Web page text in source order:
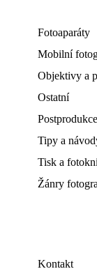
Fotoaparáty
Mobilní
Objektivy a
Ostatní
Tipy a
Tisk a
Žánry
Kontakt